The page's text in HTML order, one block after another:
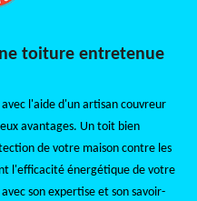
toiture entretenue
l'aide d'un artisan couvreur
avantages. Un toit bien
de votre maison contre les
l'efficacité énergétique de votre
son expertise et son savoir-